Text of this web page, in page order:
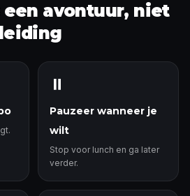
een avontuur, niet
⏸️
Pauzeer wanneer je
wilt
Stop voor lunch en ga later
verder.